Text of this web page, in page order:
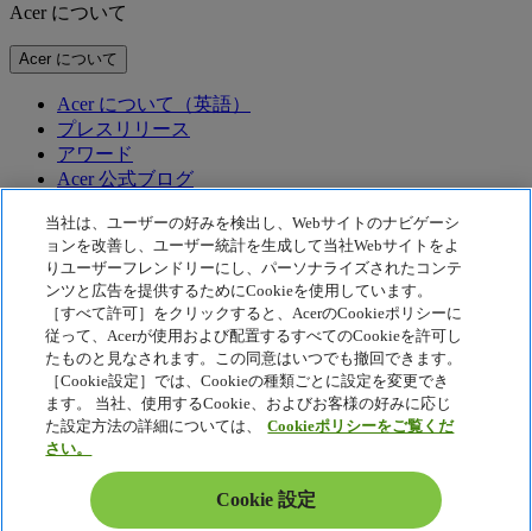
Acer について
Acer について
Acer について（英語）
プレスリリース
アワード
Acer 公式ブログ
テクノロジー
テクノロジー
Acer テクノロジー
McAfee
Acer Display Widget
プライバシーポリシー
Cookie ポリシー
法的通知
Acer 法的情報
アクセシビリティポリシー
Cookie 設定
当社は、ユーザーの好みを検出し、Webサイトのナビゲーシ
ョンを改善し、ユーザー統計を生成して当社Webサイトをよ
りユーザーフレンドリーにし、パーソナライズされたコンテ
ンツと広告を提供するためにCookieを使用しています。
［すべて許可］をクリックすると、AcerのCookieポリシーに
従って、Acerが使用および配置するすべてのCookieを許可し
たものと見なされます。この同意はいつでも撤回できます。
［Cookie設定］では、Cookieの種類ごとに設定を変更でき
ます。 当社、使用するCookie、およびお客様の好みに応じ
た設定方法の詳細については、
Cookieポリシーをご覧くだ
さい。
Cookie 設定